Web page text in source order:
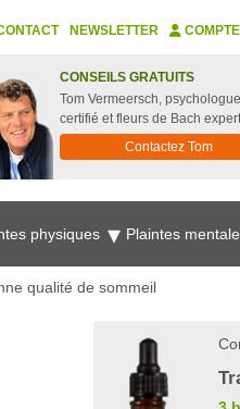
NEWSLETTER COMPTE
CONSEILS GRATUITS
Tom Vermeersch, psychologue
certifié et fleurs de Bach
Contactez Tom
physiques Plaintes
qualité de sommeil